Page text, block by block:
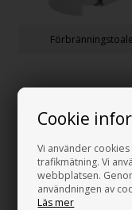
Cookie
Vi använder
trafikmätning. Vi
webbplatsen.
användningen av
Läs mer